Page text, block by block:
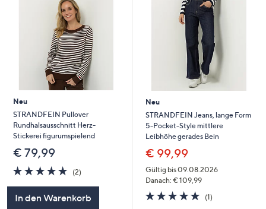
Neu
STRANDFEIN Pullover
Rundhalsausschnitt Herz-
Stickerei figurumspielend
€ 79,99
5.0
von
(2)
In den Warenkorb
Neu
STRANDFEIN Jeans, lange Form
5-Pocket-Style mittlere
Leibhöhe gerades Bein
€ 99,99
Gültig bis 09.08.2026
Danach: € 109,99
5.0
von
(1)